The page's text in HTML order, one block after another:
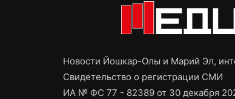
Новости Йошкар-Олы и Марий Эл,
Свидетельство о регистрации СМИ
ИА № ФС 77 - 82389 от 30 декабря